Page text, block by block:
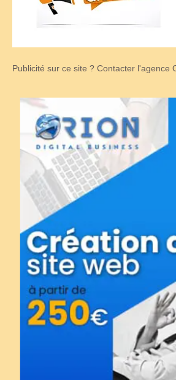
Publicité sur ce site ? Contacter l'agence